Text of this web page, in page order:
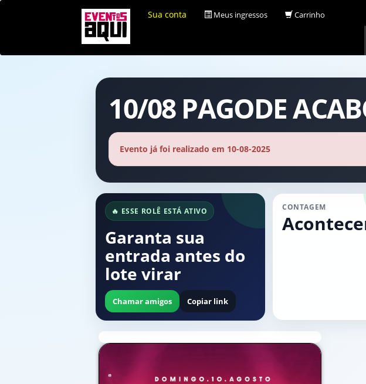
Sua conta Meus ingressos Carrinho
10/08 PAGODE
Evento já foi realizado em 10-08-2025
🔥 ESSE ROLÊ ESTÁ ATIVO
Garanta sua
entrada antes do
lote virar
Chamar amigos Copiar link
CONTAGEM